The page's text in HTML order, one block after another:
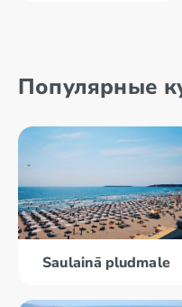
Популярные
Saulainā pludmale